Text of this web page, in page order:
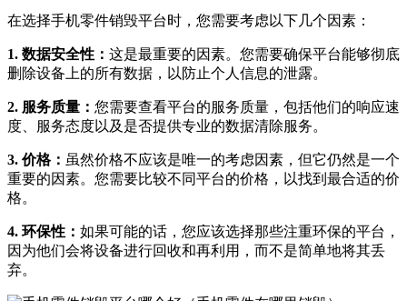
在选择手机零件销毁平台时，您需要考虑以下几个因素：
1. 数据安全性： 这是最重要的因素。您需要确保平台能够彻底
删除设备上的所有数据，以防止个人信息的泄露。
2. 服务质量： 您需要查看平台的服务质量，包括他们的响应速
度、服务态度以及是否提供专业的数据清除服务。
3. 价格： 虽然价格不应该是唯一的考虑因素，但它仍然是一个
重要的因素。您需要比较不同平台的价格，以找到最合适的价
格。
4. 环保性： 如果可能的话，您应该选择那些注重环保的平台，
因为他们会将设备进行回收和再利用，而不是简单地将其丢
弃。